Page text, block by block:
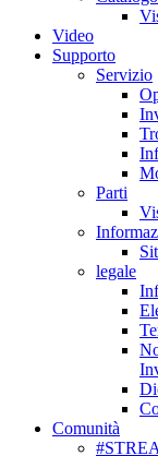
Video
Supporto
Servizio
Parti
legale
Comunità